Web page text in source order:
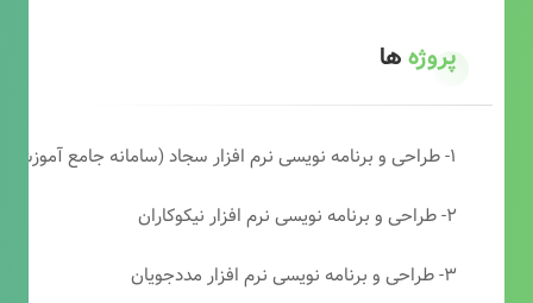
پروژهها
۱- طراحی و برنامه نویسی نرم افزار سجاد (سامانه جامع آموزشی دارالقرآن)
۲- طراحی و برنامه نویسی نرم افزار نیکوکاران
۳- طراحی و برنامه نویسی نرم افزار مددجویان